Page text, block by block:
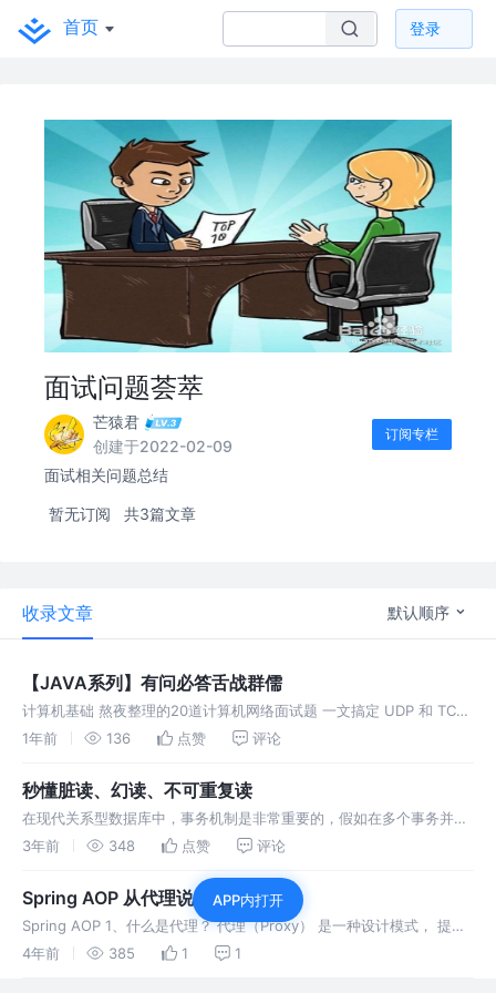
首页 登录
面试问题荟萃
芒猿君
创建于2022-02-09
订阅专栏
面试相关问题总结
暂无订阅 共3篇文章
收录文章 默认顺序
【JAVA系列】有问必答舌战群儒
计算机基础 熬夜整理的20道计算机网络面试题 一文搞定 UDP 和 TCP
高频面试题！ Linux 大厂面试Linux就这5个问题 java基础 Java基础面
1年前 136 点赞 评论
秒懂脏读、幻读、不可重复读
在现代关系型数据库中，事务机制是非常重要的，假如在多个事务并发
操作数据库时，如果没有有效的机制进行避免就会导致出现脏读，不可
3年前 348 点赞 评论
Spring AOP 从代理说起
Spring AOP 1、什么是代理？ 代理（Proxy） 是一种设计模式， 提供
了对目标对象另外的访问方式；即通过代理访问目标对象。 这样好处：
4年前 385 1 1
APP内打开